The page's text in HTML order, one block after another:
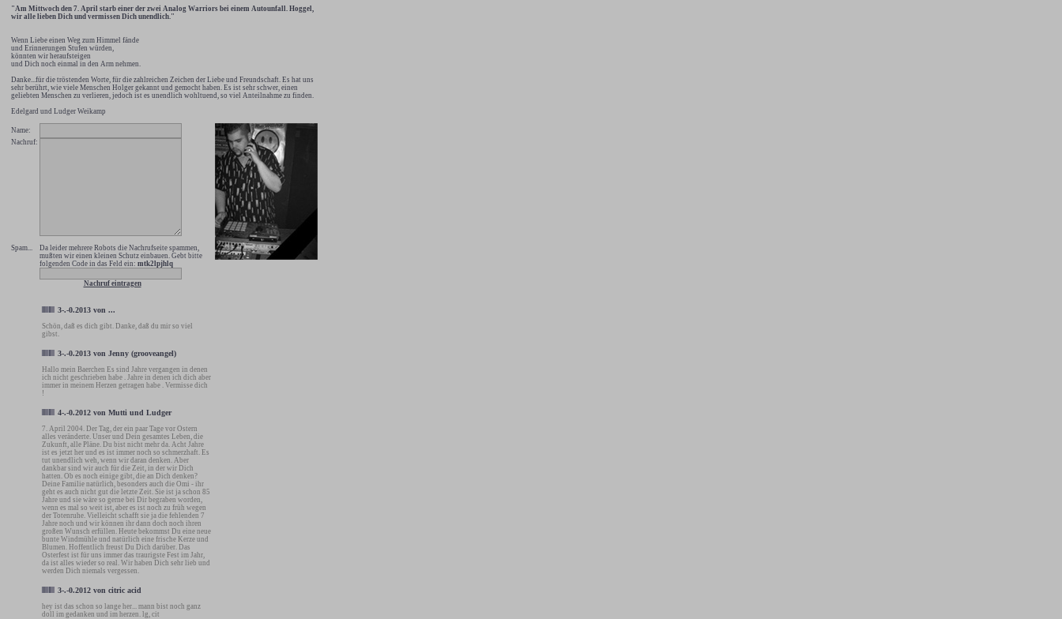
"Am Mittwoch den 7. April starb einer der zwei Analog Warriors bei einem Autounfall. Hoggel,
wir alle lieben Dich und vermissen Dich unendlich."
Wenn Liebe einen Weg zum Himmel fände
und Erinnerungen Stufen würden,
könnten wir heraufsteigen
und Dich noch einmal in den Arm nehmen.
Danke...für die tröstenden Worte, für die zahlreichen Zeichen der Liebe und Freundschaft. Es hat uns
sehr berührt, wie viele Menschen Holger gekannt und gemocht haben. Es ist sehr schwer, einen
geliebten Menschen zu verlieren, jedoch ist es unendlich wohltuend, so viel Anteilnahme zu finden.
Edelgard und Ludger Weikamp
Name:
Nachruf:
Spam...
Da leider mehrere Robots die Nachrufseite spammen,
mußten wir einen kleinen Schutz einbauen. Gebt bitte
folgenden Code in das Feld ein: mtk2lpjhlq
Nachruf eintragen
3-.-0.2013 von ...
Schön, daß es dich gibt. Danke, daß du mir so viel
gibst.
3-.-0.2013 von Jenny (grooveangel)
Hallo mein Baerchen Es sind Jahre vergangen in denen
ich nicht geschrieben habe . Jahre in denen ich dich aber
immer in meinem Herzen getragen habe . Vermisse dich
!
4-.-0.2012 von Mutti und Ludger
7. April 2004. Der Tag, der ein paar Tage vor Ostern
alles veränderte. Unser und Dein gesamtes Leben, die
Zukunft, alle Pläne. Du bist nicht mehr da. Acht Jahre
ist es jetzt her und es ist immer noch so schmerzhaft. Es
tut unendlich weh, wenn wir daran denken. Aber
dankbar sind wir auch für die Zeit, in der wir Dich
hatten. Ob es noch einige gibt, die an Dich denken?
Deine Familie natürlich, besonders auch die Omi - ihr
geht es auch nicht gut die letzte Zeit. Sie ist ja schon 85
Jahre und sie wäre so gerne bei Dir begraben worden,
wenn es mal so weit ist, aber es ist noch zu früh wegen
der Totenruhe. Vielleicht schafft sie ja die fehlenden 7
Jahre noch und wir können ihr dann doch noch ihren
großen Wunsch erfüllen. Heute bekommst Du eine neue
bunte Windmühle und natürlich eine frische Kerze und
Blumen. Hoffentlich freust Du Dich darüber. Das
Osterfest ist für uns immer das traurigste Fest im Jahr,
da ist alles wieder so real. Wir haben Dich sehr lieb und
werden Dich niemals vergessen.
3-.-0.2012 von citric acid
hey ist das schon so lange her... mann bist noch ganz
doll im gedanken und im herzen. lg, cit